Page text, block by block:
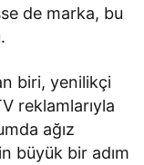
de marka, bu
biri, yenilikçi
reklamlarıyla
ağız
büyük bir adım